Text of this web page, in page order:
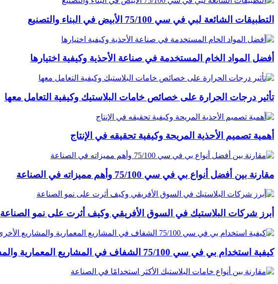
التطبيقات الشائعة لبي في سي 75/100 الأبيض في البناء والتصنيع
أفضل المواد الخام المستخدمة في صناعة الأحذية وكيفية اختيارها
تأثير درجات الحرارة على خصائص خامات البلاستيك وكيفية التعامل معها
أهمية تصميم الأحذية المريحة وكيفية تحقيقه في الإنتاج
مقارنة بين أفضل أنواع بي في سي 75/100 وأهم مميزاته في الصناعة
أبرز شركات البلاستيك في السوق الأفريقي وكيف أثرت على نمو الصناعة
كيفية استخدام بي في سي 75/100 الشفاف في المشاريع المعمارية والمشاريع الأخرى